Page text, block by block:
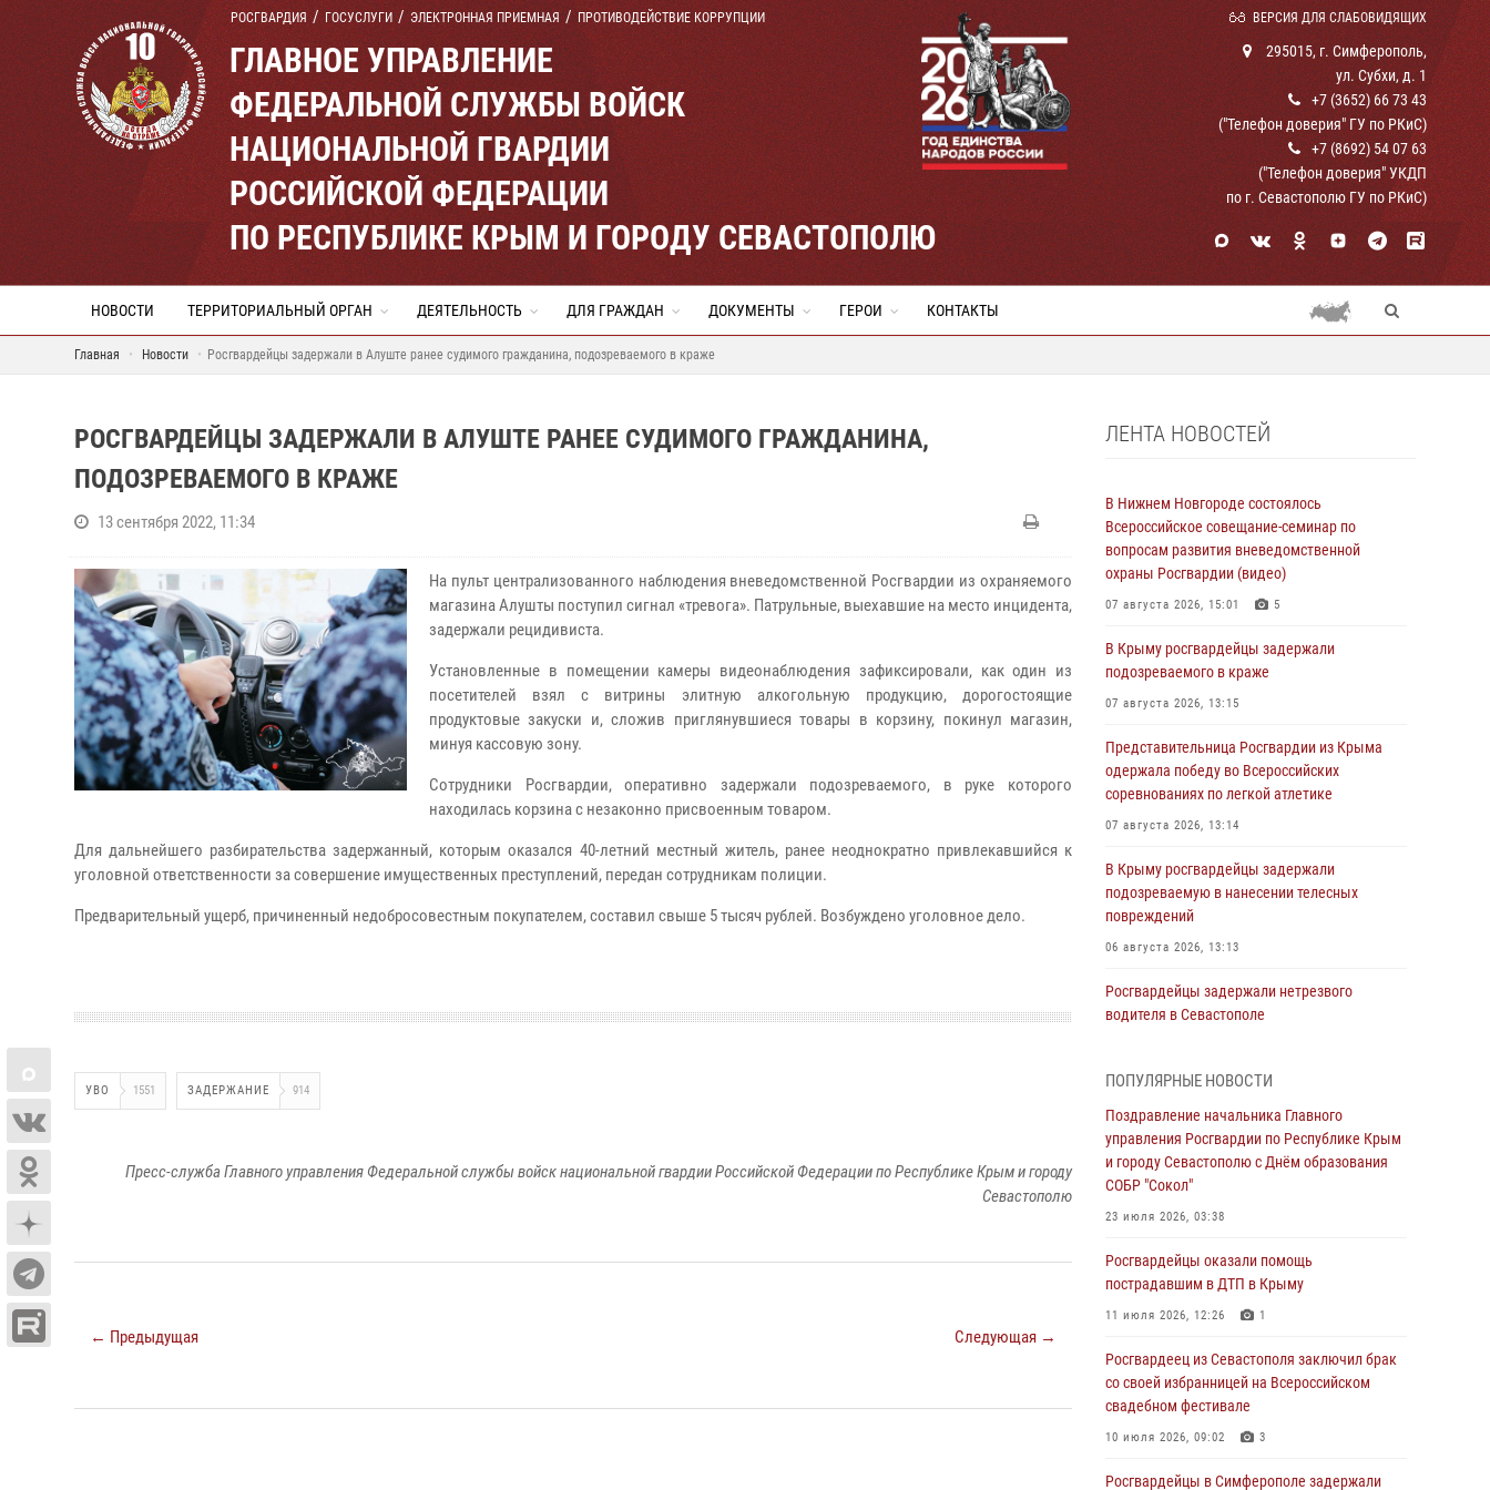
РОСГВАРДИЯ ГОСУСЛУГИ ЭЛЕКТРОННАЯ ПРИЕМНАЯ ПРОТИВОДЕЙСТВИЕ КОРРУПЦИИ ВЕРСИЯ ДЛЯ СЛАБОВИДЯЩИХ
ГЛАВНОЕ УПРАВЛЕНИЕ
ФЕДЕРАЛЬНОЙ СЛУЖБЫ ВОЙСК
НАЦИОНАЛЬНОЙ ГВАРДИИ
РОССИЙСКОЙ ФЕДЕРАЦИИ
ПО РЕСПУБЛИКЕ КРЫМ И ГОРОДУ СЕВАСТОПОЛЮ
295015, г. Симферополь,
ул. Субхи, д. 1
+7 (3652) 66 73 43
("Телефон доверия" ГУ по РКиС)
+7 (8692) 54 07 63
("Телефон доверия" УКДП
по г. Севастополю ГУ по РКиС)
НОВОСТИ ТЕРРИТОРИАЛЬНЫЙ ОРГАН ДЕЯТЕЛЬНОСТЬ ДЛЯ ГРАЖДАН ДОКУМЕНТЫ ГЕРОИ КОНТАКТЫ
Главная Новости Росгвардейцы задержали в Алуште ранее судимого гражданина, подозреваемого в краже
РОСГВАРДЕЙЦЫ ЗАДЕРЖАЛИ В АЛУШТЕ РАНЕЕ СУДИМОГО ГРАЖДАНИНА,
ПОДОЗРЕВАЕМОГО В КРАЖЕ
13 сентября 2022, 11:34
На пульт централизованного наблюдения вневедомственной Росгвардии из охраняемого
магазина Алушты поступил сигнал «тревога». Патрульные, выехавшие на место инцидента,
задержали рецидивиста.
Установленные в помещении камеры видеонаблюдения зафиксировали, как один из
посетителей взял с витрины элитную алкогольную продукцию, дорогостоящие
продуктовые закуски и, сложив приглянувшиеся товары в корзину, покинул магазин,
минуя кассовую зону.
Сотрудники Росгвардии, оперативно задержали подозреваемого, в руке которого
находилась корзина с незаконно присвоенным товаром.
Для дальнейшего разбирательства задержанный, которым оказался 40-летний местный житель, ранее неоднократно привлекавшийся к
уголовной ответственности за совершение имущественных преступлений, передан сотрудникам полиции.
Предварительный ущерб, причиненный недобросовестным покупателем, составил свыше 5 тысяч рублей. Возбуждено уголовное дело.
УВО 1551 ЗАДЕРЖАНИЕ 914
Пресс-служба Главного управления Федеральной службы войск национальной гвардии Российской Федерации по Республике Крым и городу
Севастополю
← Предыдущая Следующая →
ЛЕНТА НОВОСТЕЙ
В Нижнем Новгороде состоялось
Всероссийское совещание-семинар по
вопросам развития вневедомственной
охраны Росгвардии (видео)
07 августа 2026, 15:01 5
В Крыму росгвардейцы задержали
подозреваемого в краже
07 августа 2026, 13:15
Представительница Росгвардии из Крыма
одержала победу во Всероссийских
соревнованиях по легкой атлетике
07 августа 2026, 13:14
В Крыму росгвардейцы задержали
подозреваемую в нанесении телесных
повреждений
06 августа 2026, 13:13
Росгвардейцы задержали нетрезвого
водителя в Севастополе
Росгвардейцы в Севастополе дважды
задержали крымчанина при попытке кражи
04 августа 2026, 12:52
В Симферополе сотрудники Росгвардии
задержали нетрезвого мужчину
Росгвардия в Крыму и Севастополе
задержала ряд правонарушителей
В Симферополе росгвардейцы задержали
гражданина, подозреваемого в совершении
серии краж
ПОПУЛЯРНЫЕ НОВОСТИ
Поздравление начальника Главного
управления Росгвардии по Республике Крым
и городу Севастополю с Днём образования
СОБР "Сокол"
23 июля 2026, 03:38
Росгвардейцы оказали помощь
пострадавшим в ДТП в Крыму
11 июля 2026, 12:26 1
Росгвардеец из Севастополя заключил брак
со своей избранницей на Всероссийском
свадебном фестивале
10 июля 2026, 09:02 3
Росгвардейцы в Симферополе задержали